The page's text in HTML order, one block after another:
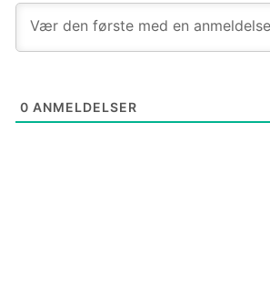
0 ANMELDELSER